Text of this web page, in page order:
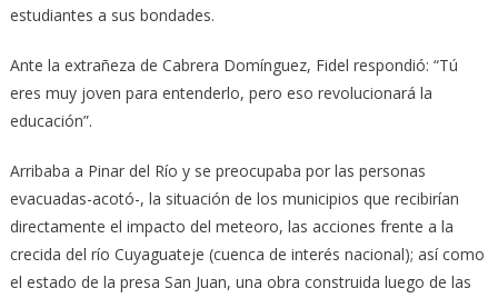
estudiantes a sus bondades.
Ante la extrañeza de Cabrera Domínguez, Fidel respondió: “Tú
eres muy joven para entenderlo, pero eso revolucionará la
educación”.
Arribaba a Pinar del Río y se preocupaba por las personas
evacuadas-acotó-, la situación de los municipios que recibirían
directamente el impacto del meteoro, las acciones frente a la
crecida del río Cuyaguateje (cuenca de interés nacional); así como
el estado de la presa San Juan, una obra construida luego de las